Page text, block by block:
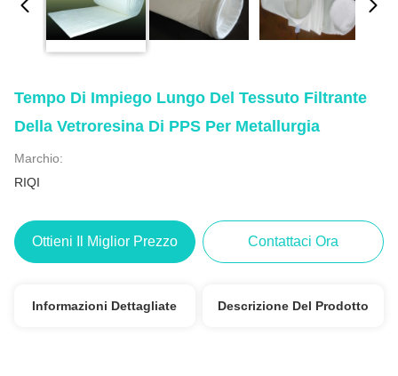
Tempo Di Impiego Lungo Del Tessuto Filtrante
Della Vetroresina Di PPS Per Metallurgia
Marchio:
RIQI
Ottieni Il Miglior Prezzo Contattaci Ora
Informazioni Dettagliate Descrizione Del Prodotto